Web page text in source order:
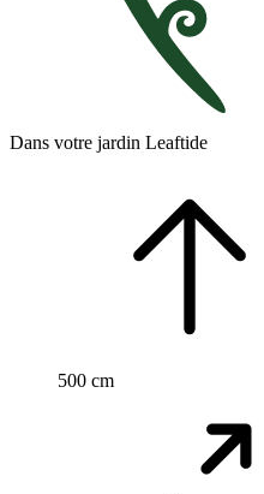
Dans votre jardin Leaftide
500 cm